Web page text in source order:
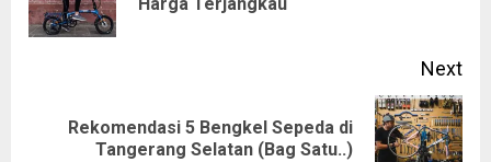
Next
NextRekomendasi 5 Bengkel Sepeda di
Tangerang Selatan (Bag Satu..)